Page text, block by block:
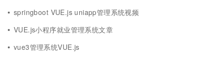
springboot VUE.js uniapp管理系统视频
VUE.js小程序就业管理系统文章
vue3管理系统VUE.js